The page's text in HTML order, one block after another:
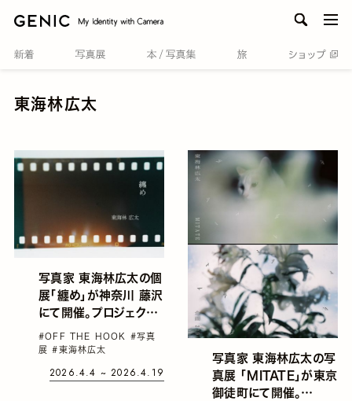
東海林広太
写真家 東海林広太の個
展「纏め」が神奈川 藤沢
にて開催。プロジェクト
「MITATE」への応答で
もあり、約10年間のキ
展示
#OFF THE HOOK #写真
展#東海林広太
2026.4.4 ~ 2026.4.19
写真家 東海林広太の写
真展 「MITATE」が東京
御徒町にて開催。